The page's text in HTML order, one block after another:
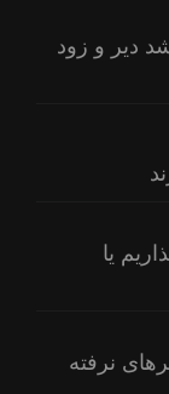
دیر و زود
یا
نرفته